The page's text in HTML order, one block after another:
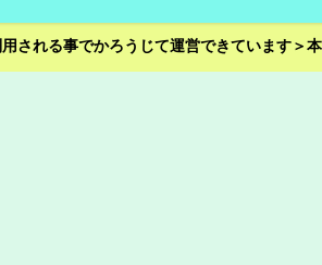
れる事でかろうじて運営できています＞